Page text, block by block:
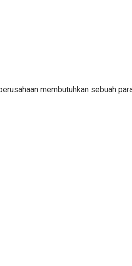
membutuhkan sebuah